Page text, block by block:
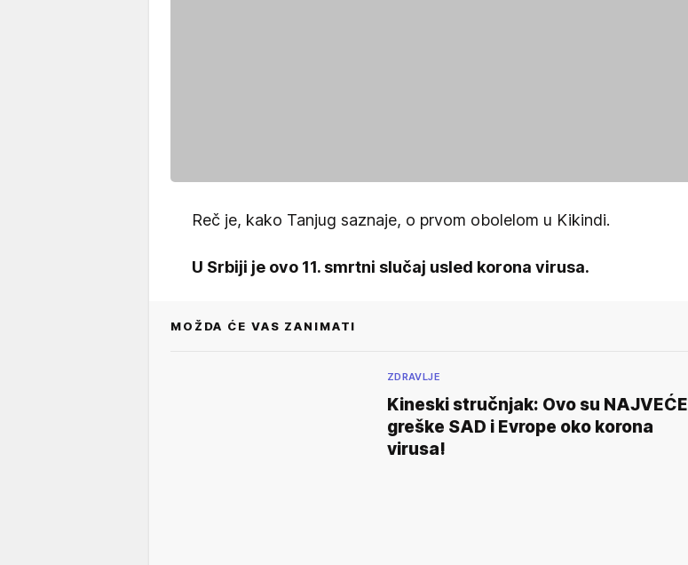
Reč je, kako Tanjug saznaje, o prvom obolelom u Kikindi.
U Srbiji je ovo 11. smrtni slučaj usled korona virusa.
MOŽDA ĆE VAS ZANIMATI
ZDRAVLJE
Kineski stručnjak: Ovo su NAJVEĆE
greške SAD i Evrope oko korona
virusa!